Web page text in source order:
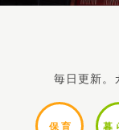
毎日更新。
保 育 暮